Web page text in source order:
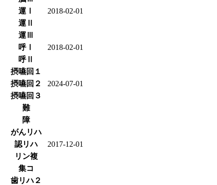
運Ⅰ
2018-02-01
運Ⅱ
運Ⅲ
呼Ⅰ
2018-02-01
呼Ⅱ
摂嚥回１
摂嚥回２
2024-07-01
摂嚥回３
難
障
がんリハ
認リハ
2017-12-01
リン複
集コ
歯リハ２